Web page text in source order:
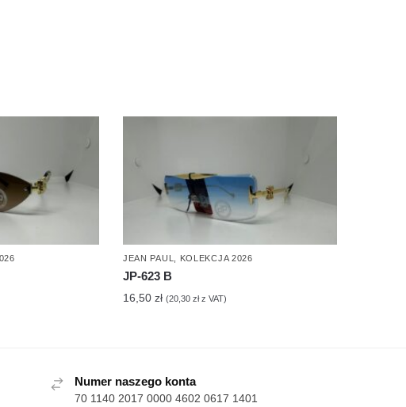
JEAN PAUL, KOLEKCJA 2026
JP-623 B
16,50 zł (20,30 złz VAT)
Numer naszego konta
70 1140 2017 0000 4602 0617 1401